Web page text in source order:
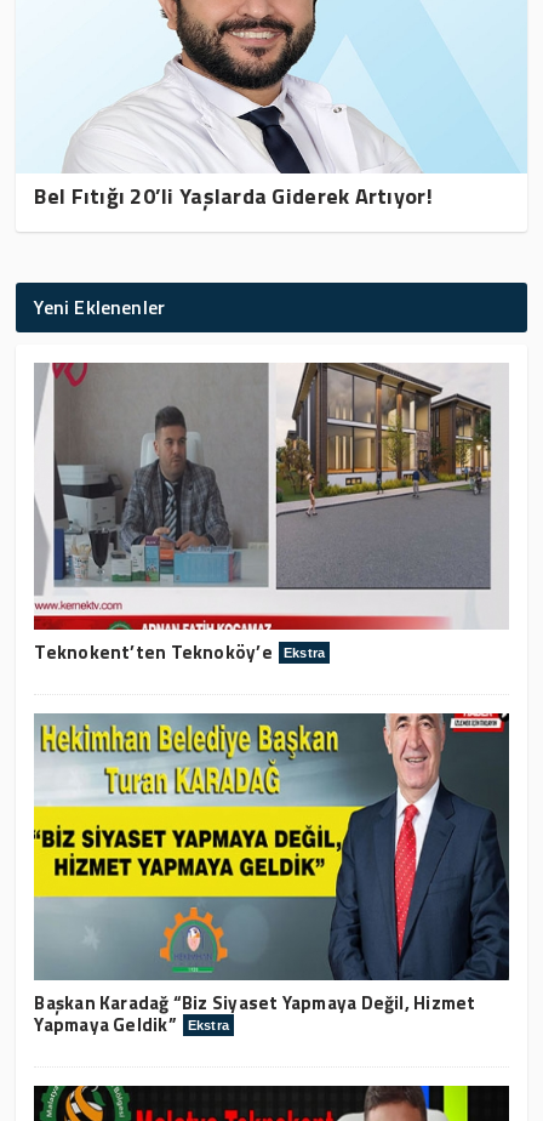
Bel Fıtığı 20’li Yaşlarda Giderek Artıyor!
Yeni Eklenenler
Teknokent’ten Teknoköy’e Ekstra
Başkan Karadağ “Biz Siyaset Yapmaya Değil, Hizmet
Yapmaya Geldik” Ekstra